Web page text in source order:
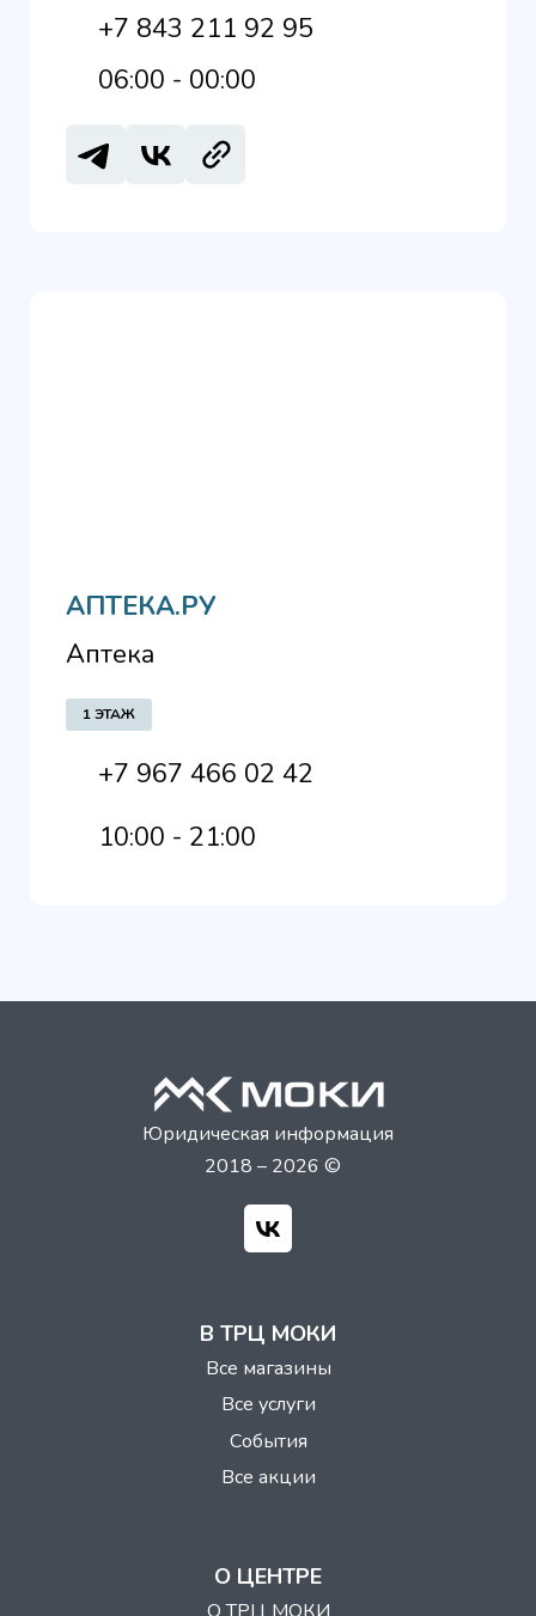
+7 843 211 92 95
06:00 - 00:00
АПТЕКА.РУ
Аптека
1 ЭТАЖ
+7 967 466 02 42
10:00 - 21:00
Юридическая информация
2018 – 2026 ©
В ТРЦ МОКИ
Все магазины
Все услуги
События
Все акции
О ЦЕНТРЕ